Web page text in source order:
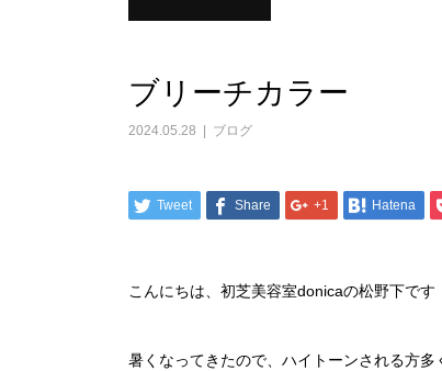
ブリーチカラー
2024.05.28 ブログ
Tweet Share +1 Hatena
こんにちは、初芝美容室donicaの松野下です
暑くなってきたので、ハイトーンされる方